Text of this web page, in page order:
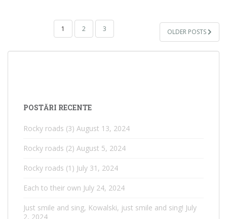
NAVIGATION
1 2 3 OLDER POSTS
POSTĂRI RECENTE
Rocky roads (3) August 13, 2024
Rocky roads (2) August 5, 2024
Rocky roads (1) July 31, 2024
Each to their own July 24, 2024
Just smile and sing, Kowalski, just smile and sing! July
2, 2024